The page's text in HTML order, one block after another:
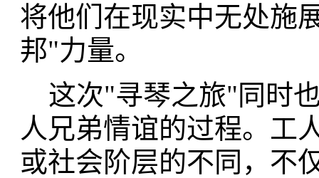
将他们在现实中无处施
邦"力量。
这次"寻琴之旅"同时
人兄弟情谊的过程。工
或社会阶层的不同，不